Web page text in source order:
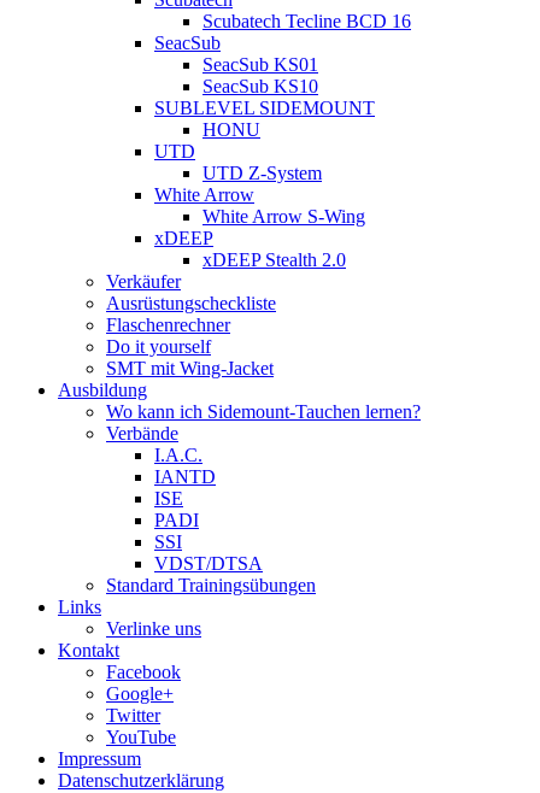
Scubatech Tecline BCD 16
SeacSub
SeacSub KS01
SeacSub KS10
SUBLEVEL SIDEMOUNT
HONU
UTD
UTD Z-System
White Arrow
White Arrow S-Wing
xDEEP
xDEEP Stealth 2.0
Verkäufer
Ausrüstungscheckliste
Flaschenrechner
Do it yourself
SMT mit Wing-Jacket
Ausbildung
Wo kann ich Sidemount-Tauchen lernen?
Verbände
I.A.C.
IANTD
ISE
PADI
SSI
VDST/DTSA
Standard Trainingsübungen
Links
Verlinke uns
Kontakt
Facebook
Google+
Twitter
YouTube
Impressum
Datenschutzerklärung